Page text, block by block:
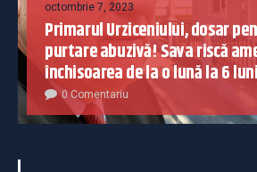
octombrie 7, 2023
Primarul Urziceniului, dosar
purtare abuzivă! Sava riscă
închisoarea de la o lună la 6
0 Comentariu